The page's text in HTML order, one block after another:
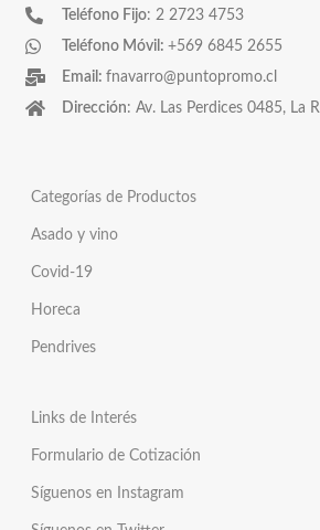
Teléfono Fijo: 2 2723 4753
Teléfono Móvil: +569 6845 2655
Email: fnavarro@puntopromo.cl
Dirección: Av. Las Perdices 0485, La
Categorías de Productos
Asado y vino
Covid-19
Horeca
Pendrives
Links de Interés
Formulario de Cotización
Síguenos en Instagram